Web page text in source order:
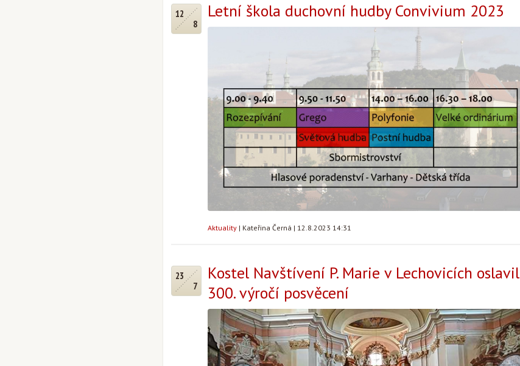
12
8
Letní škola duchovní hudby Convivium 2023
Aktuality | Kateřina Černá | 12.8.2023 14:31
23
7
Kostel Navštívení P. Marie v Lechovicích oslavil
300. výročí posvěcení